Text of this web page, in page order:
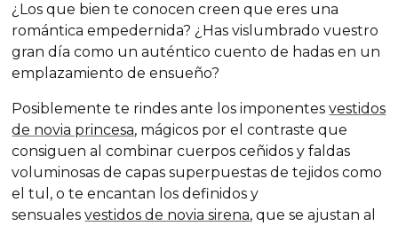
¿Los que bien te conocen creen que eres una
romántica empedernida? ¿Has vislumbrado vuestro
gran día como un auténtico cuento de hadas en un
emplazamiento de ensueño?
Posiblemente te rindes ante los imponentesvestidos
de novia princesa, mágicos por el contraste que
consiguen al combinar cuerpos ceñidos y faldas
voluminosas de capas superpuestas de tejidos como
el tul, o te encantan los definidos y
sensualesvestidos de novia sirena, que se ajustan al